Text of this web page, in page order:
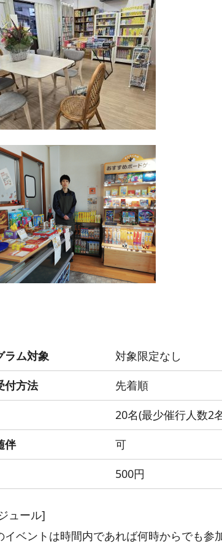
ラム対象
対象限定なし
付方法
先着順
20名(最少催行人数2
伴
可
500円
ュール]
イベントは時間内であれば何時からでも